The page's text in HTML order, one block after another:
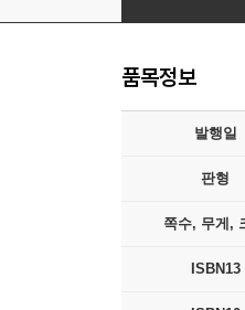
품목정보
발행일
판형
쪽수, 무게,
ISBN13